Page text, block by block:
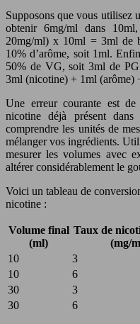
Supposons que vous utilisez
obtenir 6mg/ml dans
20mg/ml) x 10ml = 3ml de
10% d’arôme, soit 1ml.
50% de VG, soit 3ml de
3ml (nicotine) + 1ml
Une erreur courante est
nicotine déjà présent dans
comprendre les unités de
mélanger vos ingrédients.
mesurer les volumes avec
altérer considérablement le
Voici un tableau de
nicotine :
Volume final
(ml)
Taux de
(mg/
10
3
10
6
30
3
30
6